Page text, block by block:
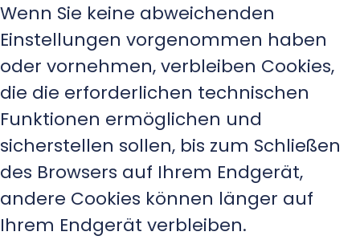
Wenn Sie keine abweichenden
Einstellungen vorgenommen haben
oder vornehmen, verbleiben Cookies,
die die erforderlichen technischen
Funktionen ermöglichen und
sicherstellen sollen, bis zum Schließen
des Browsers auf Ihrem Endgerät,
andere Cookies können länger auf
Ihrem Endgerät verbleiben.